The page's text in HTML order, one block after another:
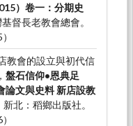
）卷一：分期史
督長老教會總會。
教會的設立與初代信
盤石信仰•恩典足
論文與史料 新店設教
新北：稻鄉出版社。